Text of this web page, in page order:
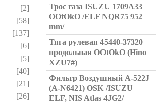
[2]
[58]
[137]
[6]
[5]
[40]
[21]
[26]
Трос газа ISUZU 1709A33
OOtOkO /ELF NQR75 952
mm/
Тяга рулевая 45440-37320
продольная OOtOkO (Hino
XZU7#)
Фильтр Воздушный A-522J
(A-N6421) OSK /ISUZU
ELF, NIS Atlas 4JG2/